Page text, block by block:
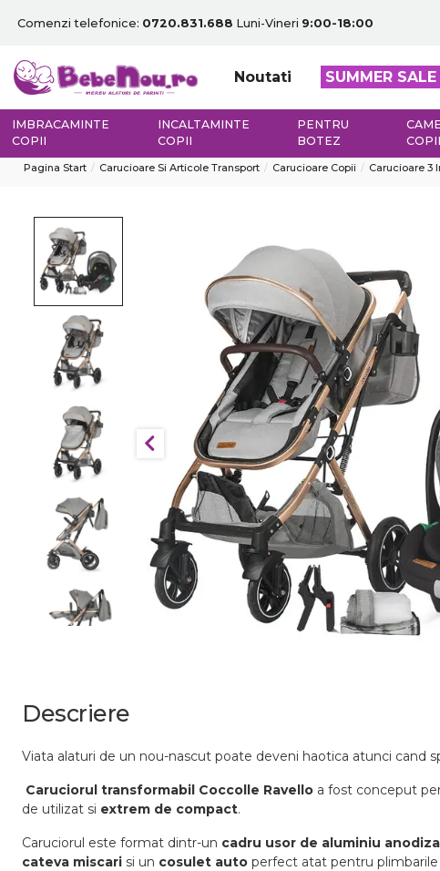
Comenzi telefonice: 0720.831.688 Luni-Vineri 9:00-18:00
Noutati SUMMER SALE
IMBRACAMINTE
COPII
INCALTAMINTE
COPII
PENTRU
BOTEZ
Pagina Start Carucioare Si Articole Transport Carucioare Copii Carucioare 3
Descriere
Viata alaturi de un nou-nascut poate deveni haotica atunci cand
Caruciorul transformabil Coccolle Ravello a fost conceput
de utilizat si extrem de compact.
Caruciorul este format dintr-un cadru usor de aluminiu
cateva miscari si un cosulet auto perfect atat pentru plimbarile